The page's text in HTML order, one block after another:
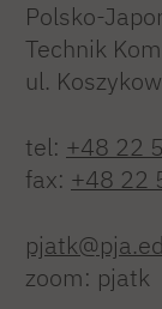
Polsko-
Technik
ul.
tel: +48 22
fax: +48 22
zoom: pjatk